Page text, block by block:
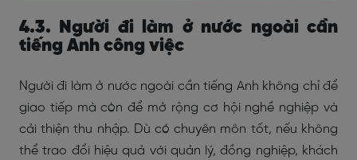
4.3. Người đi làm ở nước ngoài cần
tiếng Anh công việc
Người đi làm ở nước ngoài cần tiếng Anh không chỉ để
giao tiếp mà còn để mở rộng cơ hội nghề nghiệp và
cải thiện thu nhập. Dù có chuyên môn tốt, nếu không
thể trao đổi hiệu quả với quản lý, đồng nghiệp, khách